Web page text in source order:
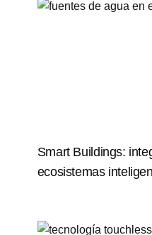
Smart Buildings:
ecosistemas